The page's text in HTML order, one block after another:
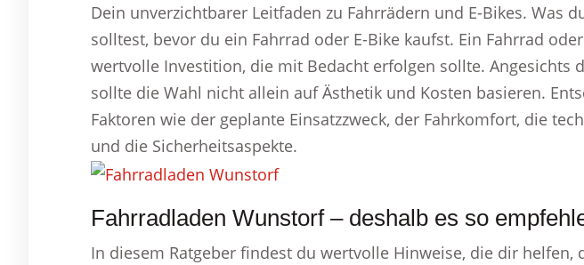
Dein unverzichtbarer Leitfaden zu Fahrrädern und E-Bikes. Was
solltest, bevor du ein Fahrrad oder E-Bike kaufst. Ein Fahrrad
wertvolle Investition, die mit Bedacht erfolgen sollte. Angesichts
sollte die Wahl nicht allein auf Ästhetik und Kosten basieren.
Faktoren wie der geplante Einsatzzweck, der Fahrkomfort, die
und die Sicherheitsaspekte.
Fahrradladen Wunstorf – deshalb es so
In diesem Ratgeber findest du wertvolle Hinweise, die dir helfen,